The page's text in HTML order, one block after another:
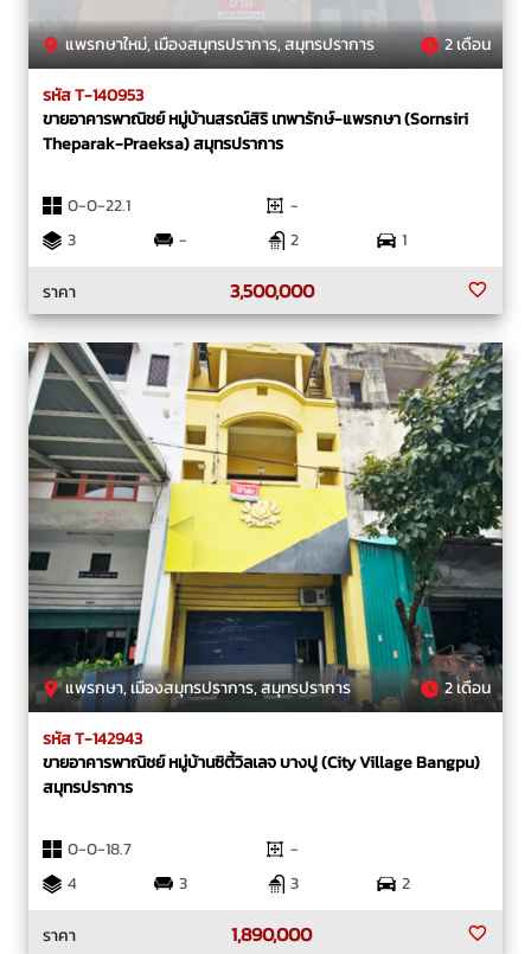
แพรกษาใหม่, เมืองสมุทรปราการ, สมุทรปราการ 2 เดือน
รหัส T-140953
ขายอาคารพาณิชย์ หมู่บ้านสรณ์สิริ เทพารักษ์-แพรกษา (Sornsiri
Theparak-Praeksa) สมุทรปราการ
0-0-22.1
-
3
- 2
1
ราคา
3,500,000
แพรกษา, เมืองสมุทรปราการ, สมุทรปราการ 2 เดือน
รหัส T-142943
ขายอาคารพาณิชย์ หมู่บ้านซิตี้วิลเลจ บางปู (City Village Bangpu)
สมุทรปราการ
0-0-18.7
-
4
3 3
2
ราคา
1,890,000